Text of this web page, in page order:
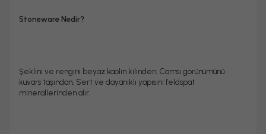
Stoneware Nedir?
Şeklini ve rengini beyaz kaolin kilinden; Camsı görünümünü
kuvars taşından; Sert ve dayanıklı yapısını feldspat
minerallerinden alır.